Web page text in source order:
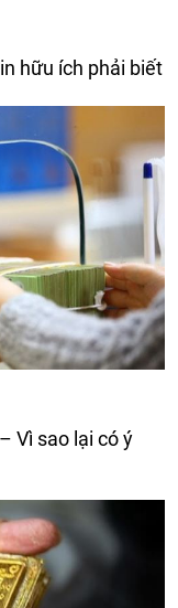
hữu ích phải biết
Vì sao lại có ý